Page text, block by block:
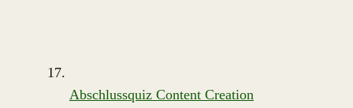
Abschlussquiz Content Creation